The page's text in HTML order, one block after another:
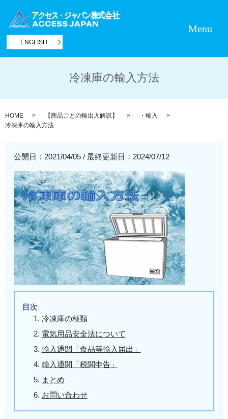
ENGLISH
Menu
冷凍庫の輸入方法
HOME 【商品ごとの輸出入解説】
・輸入
冷凍庫の輸入方法
公開日：2021/04/05 /最終更新日：2024/07/12
目次
冷凍庫の種類
電気用品安全法について
輸入通関「食品等輸入届出」
輸入通関「税関申告」
まとめ
お問い合わせ